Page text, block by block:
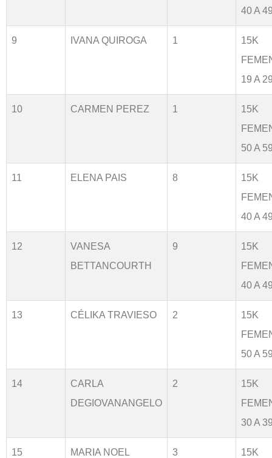
40 A
9 IVANA QUIROGA 1
15K
19 A
10 CARMEN PEREZ 1
15K
50 A
11 ELENA PAIS 8
15K
40 A
12
VANESA
BETTANCOURTH
9
15K
40 A
13 CÉLIKA TRAVIESO 2
15K
50 A
14
CARLA
DEGIOVANANGELO
2
15K
30 A
15
MARIA NOEL
3
15K